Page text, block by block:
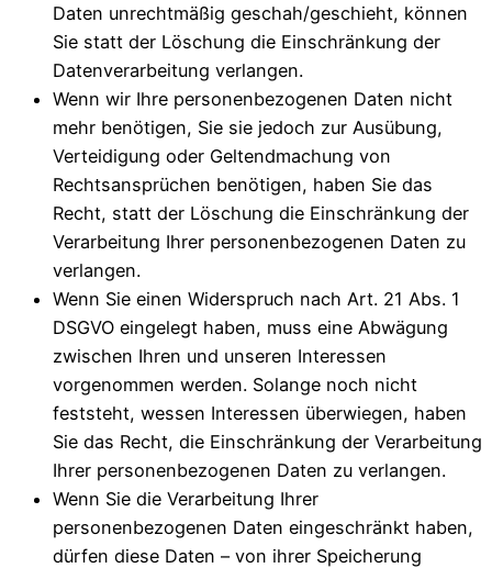
Daten unrechtmäßig geschah/geschieht, können
Sie statt der Löschung die Einschränkung der
Datenverarbeitung verlangen.
Wenn wir Ihre personenbezogenen Daten nicht
mehr benötigen, Sie sie jedoch zur Ausübung,
Verteidigung oder Geltendmachung von
Rechtsansprüchen benötigen, haben Sie das
Recht, statt der Löschung die Einschränkung der
Verarbeitung Ihrer personenbezogenen Daten zu
verlangen.
Wenn Sie einen Widerspruch nach Art. 21 Abs. 1
DSGVO eingelegt haben, muss eine Abwägung
zwischen Ihren und unseren Interessen
vorgenommen werden. Solange noch nicht
feststeht, wessen Interessen überwiegen, haben
Sie das Recht, die Einschränkung der Verarbeitung
Ihrer personenbezogenen Daten zu verlangen.
Wenn Sie die Verarbeitung Ihrer
personenbezogenen Daten eingeschränkt haben,
dürfen diese Daten – von ihrer Speicherung